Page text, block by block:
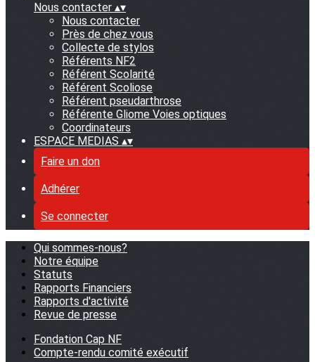
Nous contacter ▴▾
Nous contacter
Près de chez vous
Collecte de stylos
Référents NF2
Référent Scolarité
Référent Scoliose
Référent pseudarthrose
Référente Gliome Voies optiques
Coordinateurs
ESPACE MEDIAS ▴▾
Faire un don
Adhérer
Se connecter
Qui sommes-nous?
Notre équipe
Statuts
Rapports Financiers
Rapports d'activité
Revue de presse
Fondation Cap NF
Compte-rendu comité exécutif